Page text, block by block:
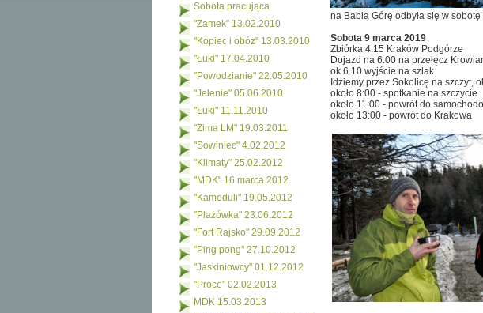
Sobota pracująca
"Zamek" 13.02.2010
"Kopiec i obóz" 13.03.2010
"Łuki" 17.04.2010
"Powodzianie" 22.05.2010
"Jelenie" 05.06.2010
"Łuki" 11.11.2010
"Zima LM" 19.03.2011
"Sowiniec" 4.02.2012
"Klimaty" 25.02.2012
"MDK" 16 marca 2012
"Kameduli" 19.05.2012
"Plażówka" 23.06.2012
"Fort Rajsko" 29.09.2012
"Ping pong" 27.10.2012
"Jaskiniowcy" 01.12.2012
"Proce" 02.02.2013
MDK 15.03.2013
na Babią Górę odbyła się w
Sobota 9 marca 2019
Zbiórka 4:15 Kraków Podgórze
Dojazd na 6.00 na przełęcz
ok 6.10 wyjście na szlak.
Idziemy przez Sokolicę na szczyt,
około 8:00 - spotkanie na szczycie
około 11:00 - powrót do
około 13:00 - powrót do Krakowa